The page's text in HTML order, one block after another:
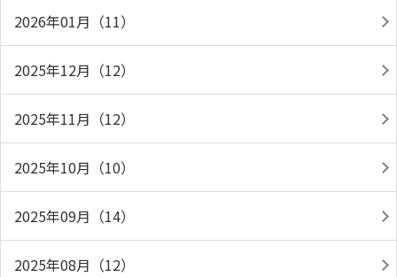
2026年01月（11）
2025年12月（12）
2025年11月（12）
2025年10月（10）
2025年09月（14）
2025年08月（12）